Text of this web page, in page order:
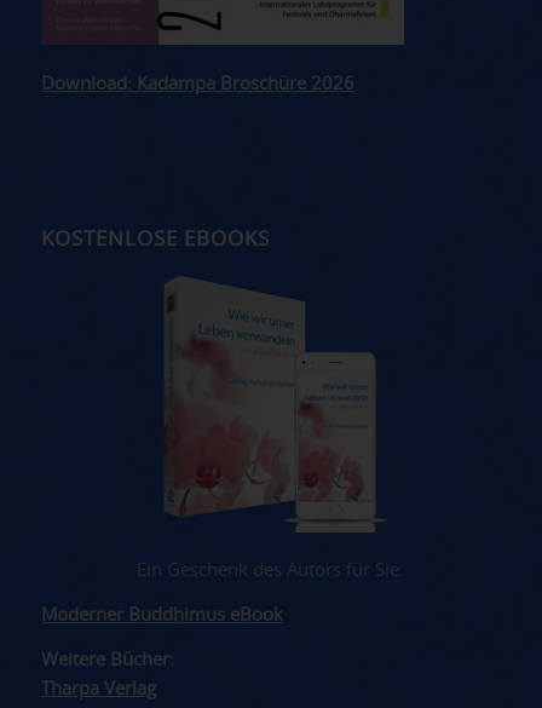
Download: Kadampa Broschüre 2026
KOSTENLOSE EBOOKS
Ein Geschenk des Autors für Sie.
Moderner Buddhimus eBook
Weitere Bücher:
Tharpa Verlag